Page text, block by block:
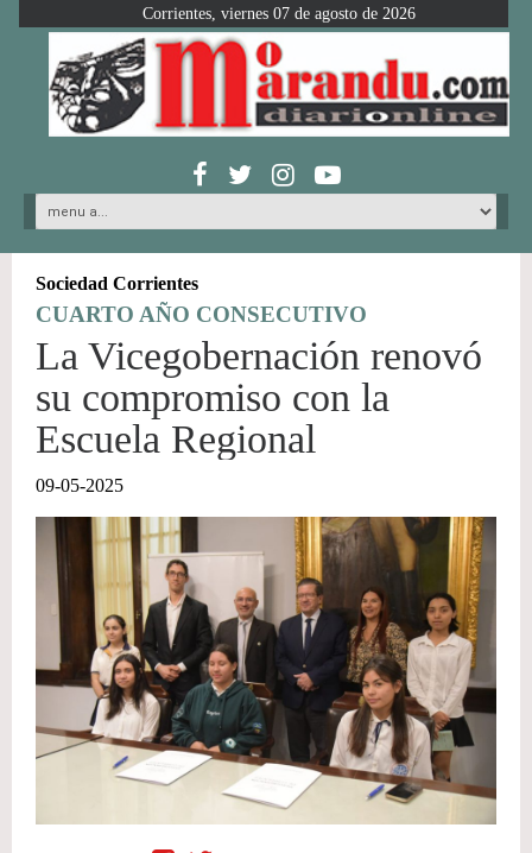
Corrientes, viernes 07 de agosto de 2026
Sociedad Corrientes
CUARTO AÑO CONSECUTIVO
La Vicegobernación renovó
su compromiso con la
Escuela Regional
09-05-2025